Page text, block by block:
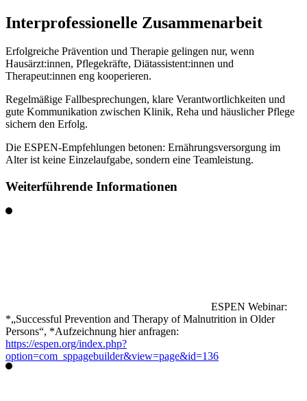
Interprofessionelle Zusammenarbeit
Erfolgreiche Prävention und Therapie gelingen nur, wenn
Hausärzt:innen, Pflegekräfte, Diätassistent:innen und
Therapeut:innen eng kooperieren.
Regelmäßige Fallbesprechungen, klare Verantwortlichkeiten und
gute Kommunikation zwischen Klinik, Reha und häuslicher Pflege
sichern den Erfolg.
Die ESPEN-Empfehlungen betonen: Ernährungsversorgung im
Alter ist keine Einzelaufgabe, sondern eine Teamleistung.
Weiterführende Informationen
ESPEN Webinar:
*„Successful Prevention and Therapy of Malnutrition in Older
Persons“, *Aufzeichnung hier anfragen:
https://espen.org/index.php?
option=com_sppagebuilder&view=page&id=136